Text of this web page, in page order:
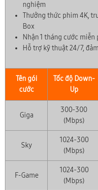
nghiệm
Thưởng thức phim 4K,
Box
Nhận 1 tháng cước
Hỗ trợ kỹ thuật 24/7,
Tên gói
cước
Tốc độ Down-
Up
Giga
300-300
(Mbps)
Sky
1024-300
(Mbps)
F-Game
1024-300
(Mbps)